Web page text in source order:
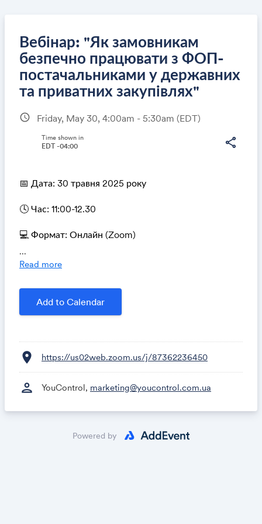
Вебінар: "Як замовникам
безпечно працювати з ФОП-
постачальниками у державних
та приватних закупівлях"
schedule Friday, May 30, 4:00am - 5:30am (EDT)
share
Time shown in
EDT -04:00
📅 Дата: 30 травня 2025 року
🕓 Час: 11:00-12.30
💻 Формат: Онлайн (Zoom)
...
Read more
Add to Calendar
location_on https://us02web.zoom.us/j/87362236450
person YouControl, marketing@youcontrol.com.ua
Share
Link:
Powered by